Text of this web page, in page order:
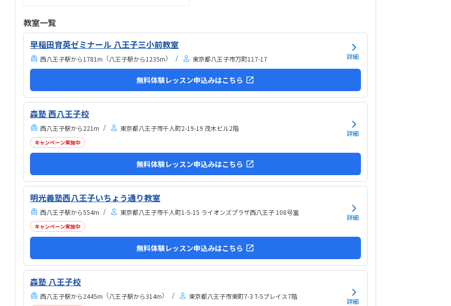
も興味を持って取り組めるかどうかは少し気になる点
でした。教室は自宅から15分ほどの距離にあり、通い
やすいと感じました。また、駐車場もあるため、送り
ました。教室は一人ひとりの席が完全に仕切られてい
い工夫がされており、集中しやすい雰囲気だと感じま
教室一覧
早稲田育英ゼミナール 八王子三小前教室
西八王子駅から1781m （八王子駅から1235m） 東京都八王子市万町117-17 詳細
無料体験レッスン申込みはこちら
森塾 西八王子校
西八王子駅から221m 東京都八王子市千人町2-19-19 茂木ビル2階
キャンペーン実施中
詳細
無料体験レッスン申込みはこちら
明光義塾西八王子いちょう通り教室
西八王子駅から554m 東京都八王子市千人町1-5-15 ライオンズプラザ西八王子 108号室
キャンペーン実施中
詳細
無料体験レッスン申込みはこちら
森塾 八王子校
西八王子駅から2445m （八王子駅から314m） 東京都八王子市東町7-3 T-5プレイス7階
詳細